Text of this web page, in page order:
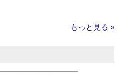
もっと見る »